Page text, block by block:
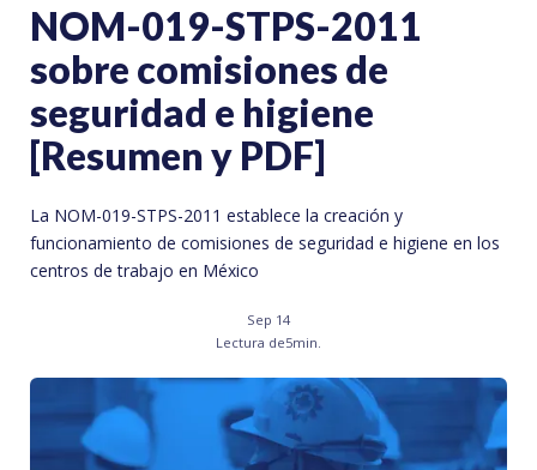
NOM-019-STPS-2011
sobre comisiones de
seguridad e higiene
[Resumen y PDF]
La NOM-019-STPS-2011 establece la creación y
funcionamiento de comisiones de seguridad e higiene en los
centros de trabajo en México
Sep 14
Lectura de5min.